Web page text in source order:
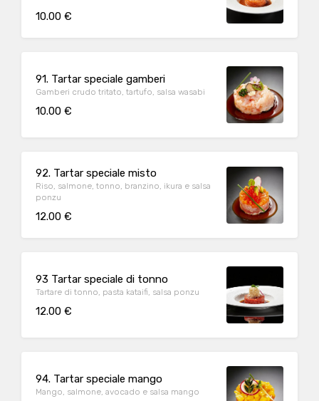
10.00 €
91. Tartar speciale gamberi
Gamberi crudo tritato, tartufo, salsa wasabi
10.00 €
92. Tartar speciale misto
Riso, salmone, tonno, branzino, ikura e salsa
ponzu
12.00 €
93 Tartar speciale di tonno
Tartare di tonno, pasta kataifi, salsa ponzu
12.00 €
94. Tartar speciale mango
Mango, salmone, avocado e salsa mango